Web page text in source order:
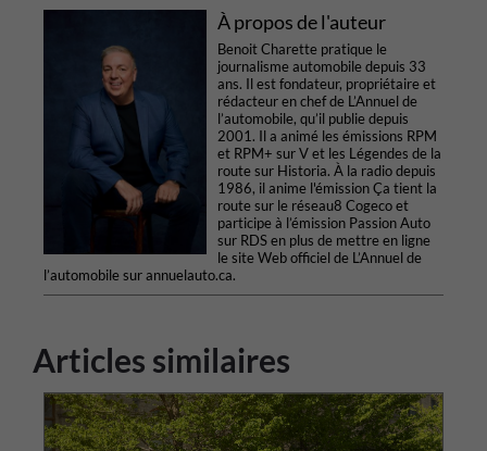
À propos de l'auteur
Benoit Charette pratique le
journalisme automobile depuis 33
ans. Il est fondateur, propriétaire et
rédacteur en chef de L’Annuel de
l’automobile, qu’il publie depuis
2001. Il a animé les émissions RPM
et RPM+ sur V et les Légendes de la
route sur Historia. À la radio depuis
1986, il anime l'émission Ça tient la
route sur le réseau8 Cogeco et
participe à l’émission Passion Auto
sur RDS en plus de mettre en ligne
le site Web officiel de L’Annuel de
l’automobile sur annuelauto.ca.
Articles similaires